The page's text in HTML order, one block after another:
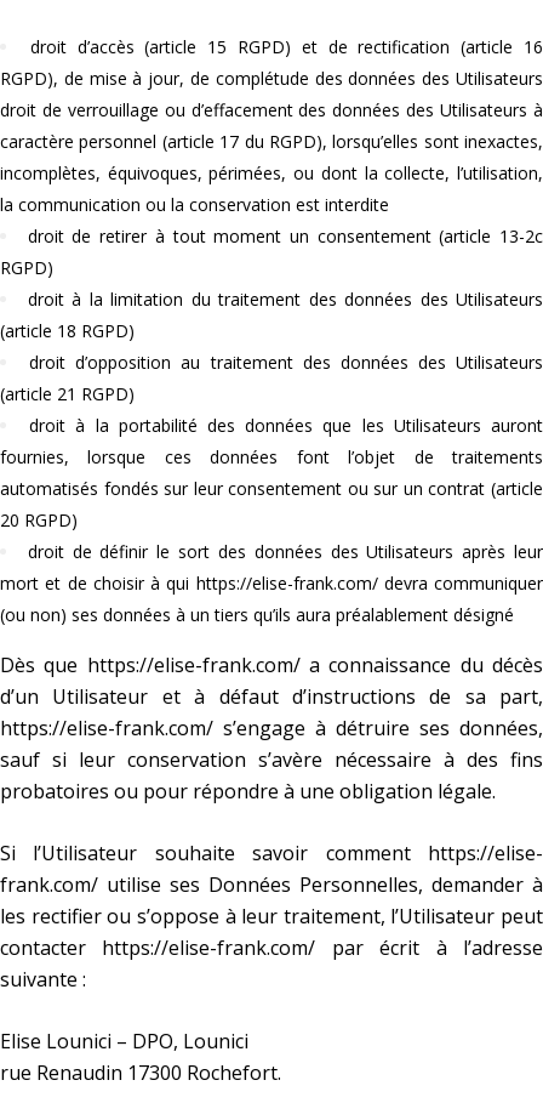
droit d’accès (article 15 RGPD) et de rectification (article 16
RGPD), de mise à jour, de complétude des données des Utilisateurs
droit de verrouillage ou d’effacement des données des Utilisateurs à
caractère personnel (article 17 du RGPD), lorsqu’elles sont inexactes,
incomplètes, équivoques, périmées, ou dont la collecte, l’utilisation,
la communication ou la conservation est interdite
droit de retirer à tout moment un consentement (article 13-2c
RGPD)
droit à la limitation du traitement des données des Utilisateurs
(article 18 RGPD)
droit d’opposition au traitement des données des Utilisateurs
(article 21 RGPD)
droit à la portabilité des données que les Utilisateurs auront
fournies, lorsque ces données font l’objet de traitements
automatisés fondés sur leur consentement ou sur un contrat (article
20 RGPD)
droit de définir le sort des données des Utilisateurs après leur
mort et de choisir à qui https://elise-frank.com/devra communiquer
(ou non) ses données à un tiers qu’ils aura préalablement désigné
Dès que https://elise-frank.com/a connaissance du décès
d’un Utilisateur et à défaut d’instructions de sa part,
https://elise-frank.com/ s’engage à détruire ses données,
sauf si leur conservation s’avère nécessaire à des fins
probatoires ou pour répondre à une obligation légale.
Si l’Utilisateur souhaite savoir comment https://elise-
frank.com/ utilise ses Données Personnelles, demander à
les rectifier ou s’oppose à leur traitement, l’Utilisateur peut
contacter https://elise-frank.com/ par écrit à l’adresse
suivante :
Elise Lounici – DPO, Lounici
rue Renaudin 17300 Rochefort.